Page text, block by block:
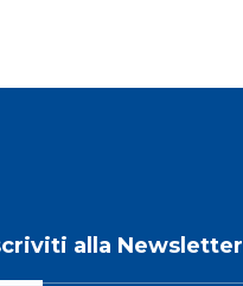
alla Newsletter